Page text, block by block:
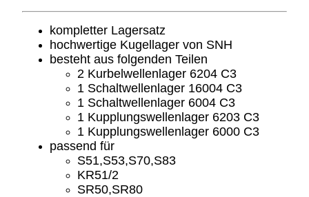
kompletter Lagersatz
hochwertige Kugellager von SNH
besteht aus folgenden Teilen
2 Kurbelwellenlager 6204 C3
1 Schaltwellenlager 16004 C3
1 Schaltwellenlager 6004 C3
1 Kupplungswellenlager 6203 C3
1 Kupplungswellenlager 6000 C3
passend für
S51,S53,S70,S83
KR51/2
SR50,SR80